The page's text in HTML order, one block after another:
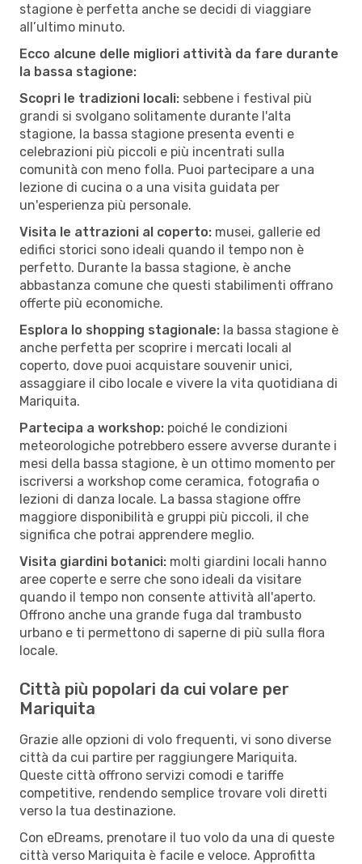
stagione è perfetta anche se decidi di viaggiare
all’ultimo minuto.
Ecco alcune delle migliori attività da fare durante
la bassa stagione:
Scopri le tradizioni locali: sebbene i festival più
grandi si svolgano solitamente durante l'alta
stagione, la bassa stagione presenta eventi e
celebrazioni più piccoli e più incentrati sulla
comunità con meno folla. Puoi partecipare a una
lezione di cucina o a una visita guidata per
un'esperienza più personale.
Visita le attrazioni al coperto: musei, gallerie ed
edifici storici sono ideali quando il tempo non è
perfetto. Durante la bassa stagione, è anche
abbastanza comune che questi stabilimenti offrano
offerte più economiche.
Esplora lo shopping stagionale: la bassa stagione è
anche perfetta per scoprire i mercati locali al
coperto, dove puoi acquistare souvenir unici,
assaggiare il cibo locale e vivere la vita quotidiana di
Mariquita.
Partecipa a workshop: poiché le condizioni
meteorologiche potrebbero essere avverse durante i
mesi della bassa stagione, è un ottimo momento per
iscriversi a workshop come ceramica, fotografia o
lezioni di danza locale. La bassa stagione offre
maggiore disponibilità e gruppi più piccoli, il che
significa che potrai apprendere meglio.
Visita giardini botanici: molti giardini locali hanno
aree coperte e serre che sono ideali da visitare
quando il tempo non consente attività all'aperto.
Offrono anche una grande fuga dal trambusto
urbano e ti permettono di saperne di più sulla flora
locale.
Città più popolari da cui volare per
Mariquita
Grazie alle opzioni di volo frequenti, vi sono diverse
città da cui partire per raggiungere Mariquita.
Queste città offrono servizi comodi e tariffe
competitive, rendendo semplice trovare voli diretti
verso la tua destinazione.
Con eDreams, prenotare il tuo volo da una di queste
città verso Mariquita è facile e veloce. Approfitta